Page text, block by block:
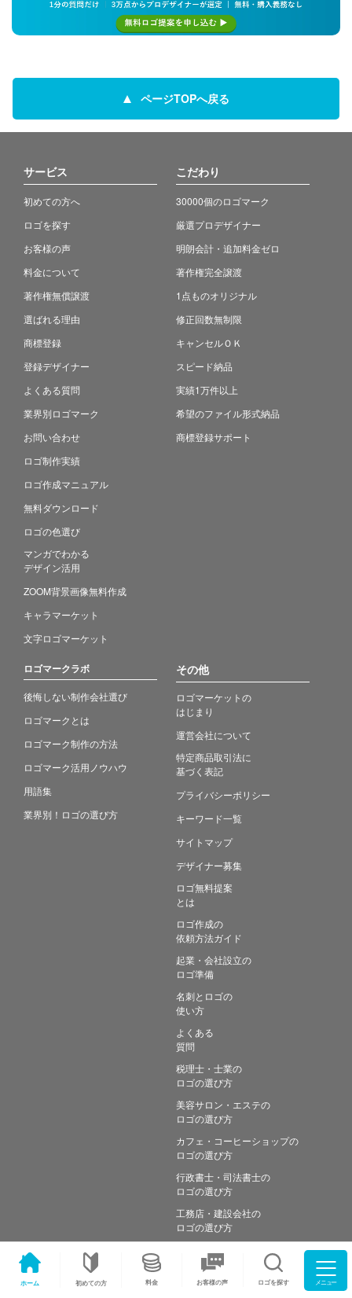
ホーム 初めての方 料金 お客様の声 ロゴを探す メニュー
ページTOPへ戻る
サービス
初めての方へ
ロゴを探す
お客様の声
料金について
著作権無償譲渡
選ばれる理由
商標登録
登録デザイナー
よくある質問
業界別ロゴマーク
お問い合わせ
ロゴ制作実績
ロゴ作成マニュアル
無料ダウンロード
ロゴの色選び
マンガでわかる
デザイン活用
ZOOM背景画像無料作成
キャラマーケット
文字ロゴマーケット
こだわり
30000個のロゴマーク
厳選プロデザイナー
明朗会計・追加料金ゼロ
著作権完全譲渡
1点ものオリジナル
修正回数無制限
キャンセルＯＫ
スピード納品
実績1万件以上
希望のファイル形式納品
商標登録サポート
ロゴマークラボ
後悔しない制作会社選び
ロゴマークとは
ロゴマーク制作の方法
ロゴマーク活用ノウハウ
用語集
業界別！ロゴの選び方
その他
ロゴマーケットの
はじまり
運営会社について
特定商品取引法に
基づく表記
プライバシーポリシー
キーワード一覧
サイトマップ
デザイナー募集
ロゴ無料提案
とは
ロゴ作成の
依頼方法ガイド
起業・会社設立の
ロゴ準備
名刺とロゴの
使い方
よくある
質問
税理士・士業の
ロゴの選び方
美容サロン・エステの
ロゴの選び方
カフェ・コーヒーショップの
ロゴの選び方
行政書士・司法書士の
ロゴの選び方
工務店・建設会社の
ロゴの選び方
Copyright © Simple works Inc. All Rights Reserved.